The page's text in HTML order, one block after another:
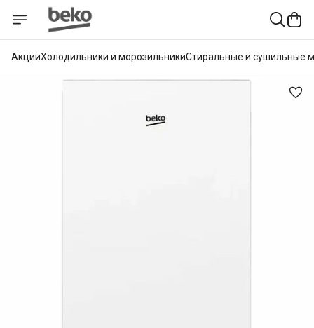
АкцииХолодильники и морозильникиСтиральные и сушильные